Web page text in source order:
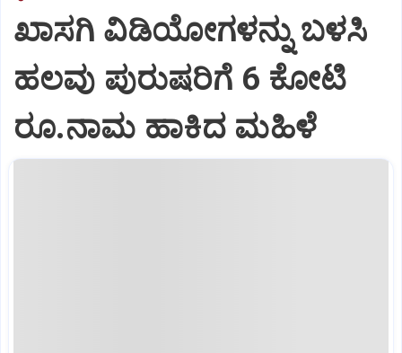
ಖಾಸಗಿ ವಿಡಿಯೋಗಳನ್ನು ಬಳಸಿ
ಹಲವು ಪುರುಷರಿಗೆ 6 ಕೋಟಿ
ರೂ.ನಾಮ ಹಾಕಿದ ಮಹಿಳೆ